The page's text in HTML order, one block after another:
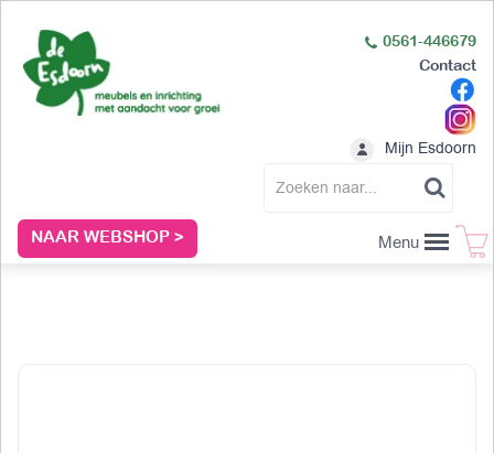
NAAR WEBSHOP >
0561-446679
Contact
Mijn Esdoorn
Menu